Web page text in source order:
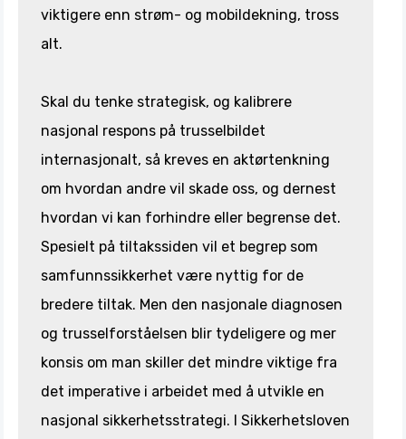
viktigere enn strøm- og mobildekning, tross
alt.
Skal du tenke strategisk, og kalibrere
nasjonal respons på trusselbildet
internasjonalt, så kreves en aktørtenkning
om hvordan andre vil skade oss, og dernest
hvordan vi kan forhindre eller begrense det.
Spesielt på tiltakssiden vil et begrep som
samfunnssikkerhet være nyttig for de
bredere tiltak. Men den nasjonale diagnosen
og trusselforståelsen blir tydeligere og mer
konsis om man skiller det mindre viktige fra
det imperative i arbeidet med å utvikle en
nasjonal sikkerhetsstrategi. I Sikkerhetsloven